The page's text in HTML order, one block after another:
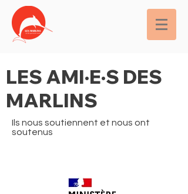
LES AMI·E·S DES
MARLINS
Ils nous soutiennent et nous ont
soutenus